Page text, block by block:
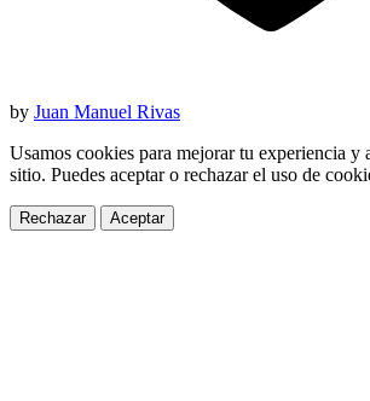
by Juan Manuel Rivas
Usamos cookies para mejorar tu experiencia y
sitio. Puedes aceptar o rechazar el uso de
Rechazar Aceptar